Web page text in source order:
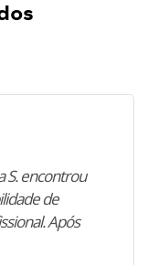
S. encontrou
de
Após